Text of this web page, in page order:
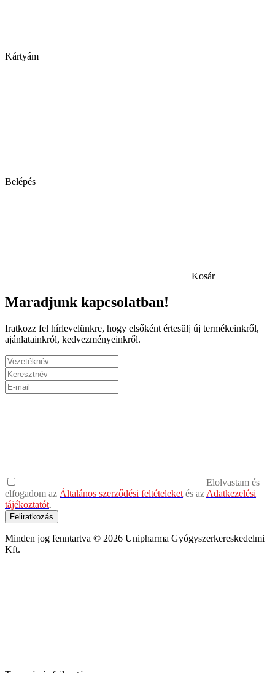
Kártyám
Belépés
Kosár
Maradjunk kapcsolatban!
Iratkozz fel hírlevelünkre, hogy elsőként értesülj új termékeinkről,
ajánlatainkról, kedvezményeinkről.
Elolvastam és
elfogadom az Általános szerződési feltételeket és az Adatkezelési
tájékoztatót.
Feliratkozás
Minden jog fenntartva © 2026 Unipharma Gyógyszerkereskedelmi
Kft.